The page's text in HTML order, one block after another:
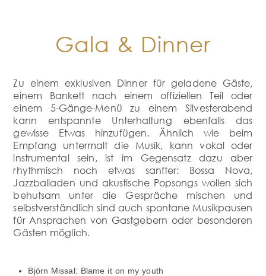
Gala & Dinner
Zu einem exklusiven Dinner für geladene Gäste,
einem Bankett nach einem offiziellen Teil oder
einem 5-Gänge-Menü zu einem Silvesterabend
kann entspannte Unterhaltung ebenfalls das
gewisse Etwas hinzufügen. Ähnlich wie beim
Empfang untermalt die Musik, kann vokal oder
instrumental sein, ist im Gegensatz dazu aber
rhythmisch noch etwas sanfter: Bossa Nova,
Jazzballaden und akustische Popsongs wollen sich
behutsam unter die Gespräche mischen und
selbstverständlich sind auch spontane Musikpausen
für Ansprachen von Gastgebern oder besonderen
Gästen möglich.
Björn Missal: Blame it on my youth